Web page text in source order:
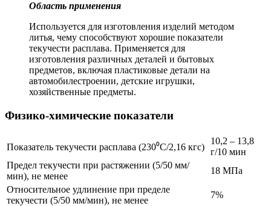
Область применения
Используется для изготовления изделий методом
литья, чему способствуют хорошие показатели
текучести расплава. Применяется для
изготовления различных деталей и бытовых
предметов, включая пластиковые детали на
автомобилестроении, детские игрушки,
хозяйственные предметы.
Физико-химические показатели
Показатель текучести расплава (230⁰С/2,16 кгс)
10,2 – 13,8
г/10 мин
Предел текучести при растяжении (5/50 мм/
мин), не менее
18 МПа
Относительное удлинение при пределе
текучести (5/50 мм/мин), не менее
7%